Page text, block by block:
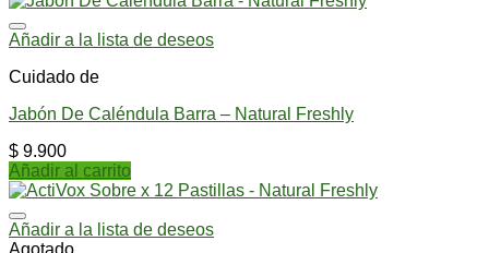
Añadir a la lista de deseos
Cuidado de
Jabón De Caléndula Barra – Natural Freshly
$ 9.900
Añadir al carrito
Añadir a la lista de deseos
Agotado